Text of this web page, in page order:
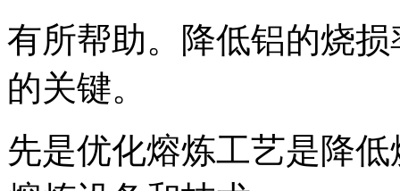
有所帮助。降低铝的烧
的关键。
先是优化熔炼工艺是降